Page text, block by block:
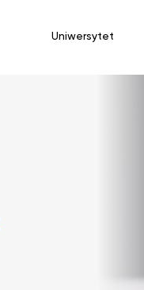
Uniwersytet